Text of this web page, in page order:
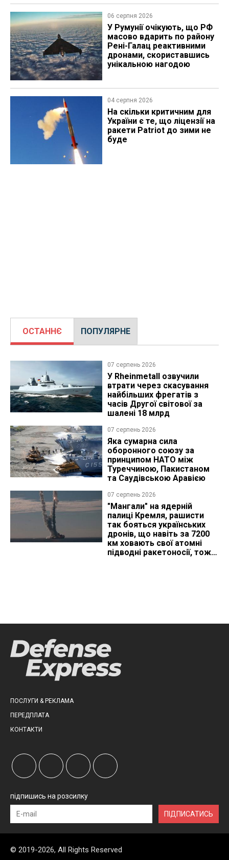
06 серпня 2026
У Румунії очікують, що РФ
масово вдарить по району
Рені-Галац реактивними
дронами, скориставшись
унікальною нагодою
04 серпня 2026
На скільки критичним для
України є те, що ліцензії на
ракети Patriot до зими не
буде
ОСТАННЄ ПОПУЛЯРНЕ
07 серпень 2026
У Rheinmetall озвучили
втрати через скасування
найбільших фрегатів з
часів Другої світової за
шалені 18 млрд
07 серпень 2026
Яка сумарна сила
оборонного союзу за
принципом НАТО між
Туреччиною, Пакистаном
та Саудівською Аравією
07 серпень 2026
"Мангали" на ядерній
палиці Кремля, рашисти
так бояться українських
дронів, що навіть за 7200
км ховають свої атомні
підводні ракетоносії, тож
ПОСЛУГИ & РЕКЛАМА
ПЕРЕДПЛАТА
КОНТАКТИ
підпишись на розсилку
ПІДПИСАТИСЬ
© 2019-2026, All Rights Reserved